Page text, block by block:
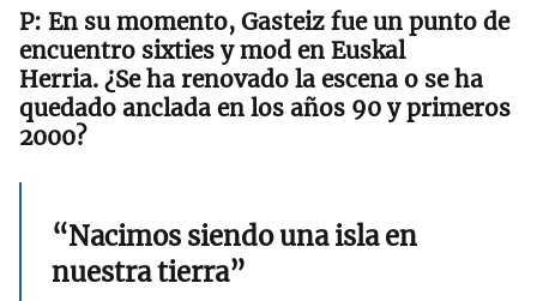
En su momento, Gasteiz fue un punto de
encuentro sixties y mod en Euskal
Herria. ¿Se ha renovado la escena o se ha
quedado anclada en los años 90 y primeros
2000?
“Nacimos siendo una isla en
nuestra tierra”